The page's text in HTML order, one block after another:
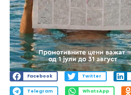
Facebook Twitter
Telegram WhatsApp